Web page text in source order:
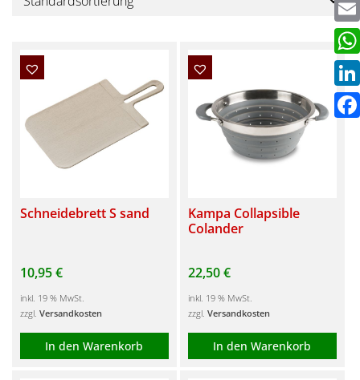
Schneidebrett S sand
10,95€
inkl. 19 % MwSt.
zzgl. Versandkosten
In den Warenkorb
Kampa Collapsible
Colander
22,50€
inkl. 19 % MwSt.
zzgl. Versandkosten
In den Warenkorb